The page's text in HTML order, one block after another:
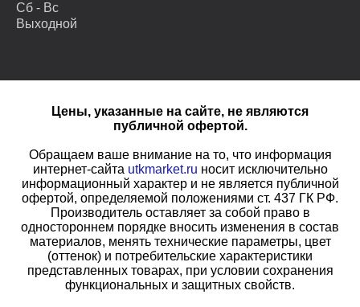
Сб - Вс
Выходной
Цены, указанные на сайте, не являются
публичной офертой.
Обращаем ваше внимание на то, что информация
интернет-сайта utkmarket.ru носит исключительно
информационный характер и не является публичной
офертой, определяемой положениями ст. 437 ГК РФ.
Производитель оставляет за собой право в
одностороннем порядке вносить изменения в состав
материалов, менять технические параметры, цвет
(оттенок) и потребительские характеристики
представленных товарах, при условии сохранения
функциональных и защитных свойств.